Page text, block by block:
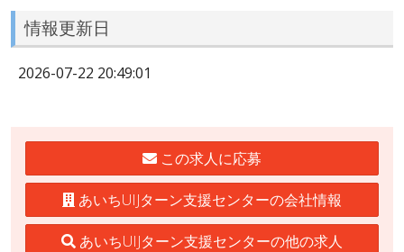
情報更新日
2026-07-22 20:49:01
この求人に応募
あいちUIJターン支援センターの会社情報
あいちUIJターン支援センターの他の求人